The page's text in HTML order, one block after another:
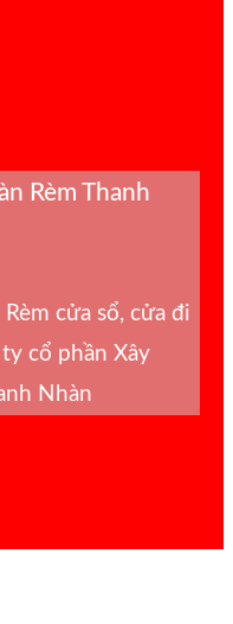
Rèm Thanh
cửa sổ, cửa đi
cổ phần Xây
Nhàn